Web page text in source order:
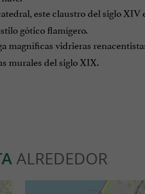
este claustro del siglo
gótico flamígero.
magníficas vidrieras
murales del siglo XIX.
ALREDEDOR